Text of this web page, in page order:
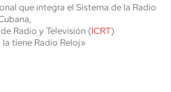
que integra el Sistema de la Radio
Radio y Televisión (ICRT)
tiene Radio Reloj»